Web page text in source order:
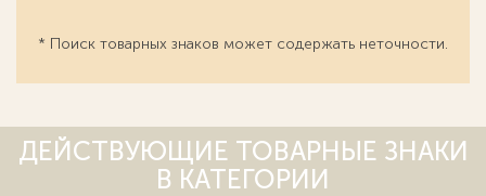
* Поиск товарных знаков может содержать неточности.
ДЕЙСТВУЮЩИЕ ТОВАРНЫЕ ЗНАКИ
В КАТЕГОРИИ